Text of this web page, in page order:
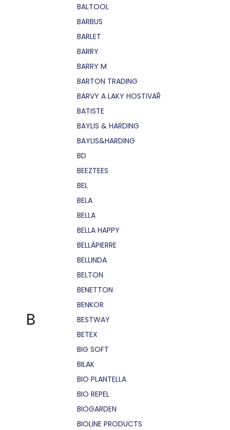
B
BALTOOL
BARBUS
BARLET
BARRY
BARRY M
BARTON TRADING
BARVY A LAKY HOSTIVAŘ
BATISTE
BAYLIS & HARDING
BAYLIS&HARDING
BD
BEEZTEES
BEL
BELA
BELLA
BELLA HAPPY
BELLÁPIERRE
BELLINDA
BELTON
BENETTON
BENKOR
BESTWAY
BETEX
BIG SOFT
BILAK
BIO PLANTELLA
BIO REPEL
BIOGARDEN
BIOLINE PRODUCTS